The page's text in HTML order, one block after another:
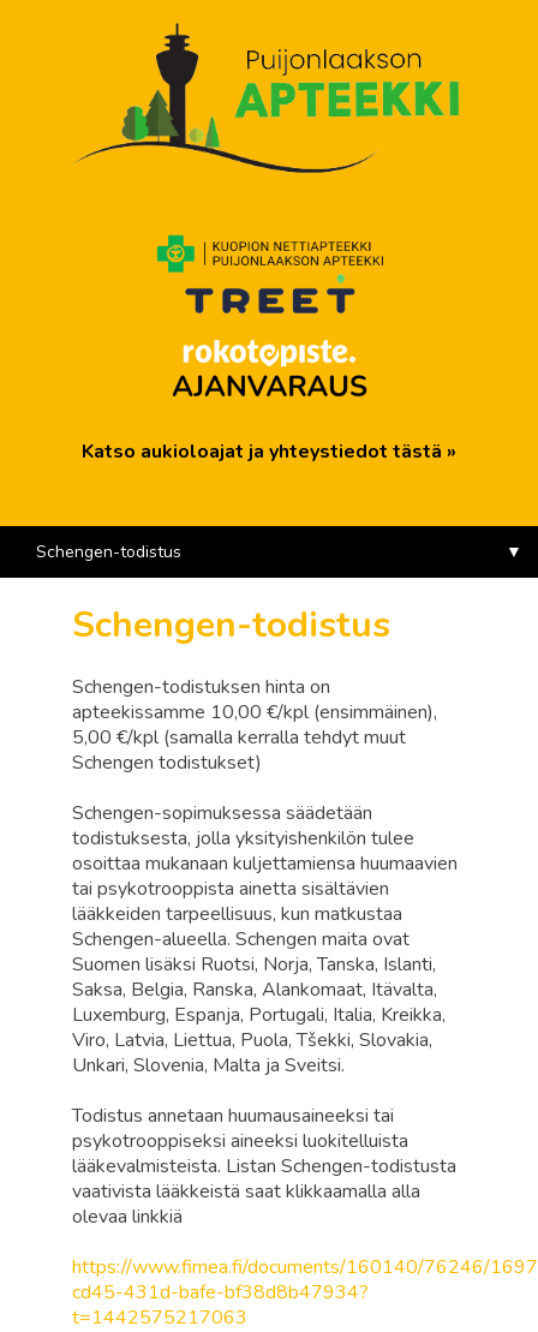
Puijonlaakson apteekki
Katso aukioloajat ja yhteystiedot tästä »
Schengen-todistus
Schengen-todistus
Schengen-todistuksen hinta on
apteekissamme 10,00 €/kpl (ensimmäinen),
5,00 €/kpl (samalla kerralla tehdyt muut
Schengen todistukset)
Schengen-sopimuksessa säädetään
todistuksesta, jolla yksityishenkilön tulee
osoittaa mukanaan kuljettamiensa huumaavien
tai psykotrooppista ainetta sisältävien
lääkkeiden tarpeellisuus, kun matkustaa
Schengen-alueella. Schengen maita ovat
Suomen lisäksi Ruotsi, Norja, Tanska, Islanti,
Saksa, Belgia, Ranska, Alankomaat, Itävalta,
Luxemburg, Espanja, Portugali, Italia, Kreikka,
Viro, Latvia, Liettua, Puola, Tšekki, Slovakia,
Unkari, Slovenia, Malta ja Sveitsi.
Todistus annetaan huumausaineeksi tai
psykotrooppiseksi aineeksi luokitelluista
lääkevalmisteista. Listan Schengen-todistusta
vaativista lääkkeistä saat klikkaamalla alla
olevaa linkkiä
https://www.fimea.fi/documents/160140/76246/
cd45-431d-bafe-bf38d8b47934?
t=1442575217063